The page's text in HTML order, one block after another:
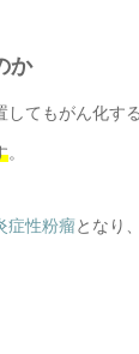
か
てもがん化す
。
症性粉瘤となり